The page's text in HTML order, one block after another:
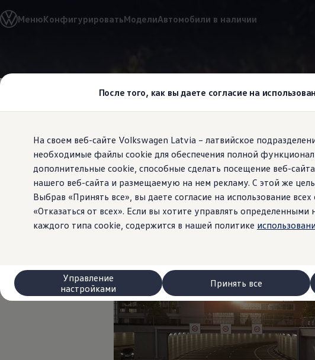
После того, как вы даете согласие на
На своем веб-сайте Volkswagen Latvia – латвийское
необходимые файлы cookie для обеспечения полной
дополнительные cookie, способные сделать посещение веб-
нашего веб-сайта и размещаемую на нем рекламу. С этой же
Выбрав «Принять все», вы даете согласие на использование
«Отказаться от всех». Если вы хотите управлять
каждого типа cookie, содержится в нашей политике
Принять все
Управление
настройками
основному
нижнему
МенюКонфигурироватьМоделиАвтомобили в наличии
Выбери свой Volkswagen
Модельный ряд
Автомобильный онлайн-магазин Volkswagen
Лизинг Volkswagen
Взаимодействие в сети простыми словами
VW Connect
Активация
Все службы
VW Connect для Вашего ID.
Обновления (Upgrades)
Car-Net
App-Connect
Fleet Interface Data
Сервис и запчасти
Преимущества Volkswagen
Техобслуживание
Ремонт и проверки
Моторное масло и технические жидкости
Колеса и шины
Помощь при авариях и поломках
Обслуживание автомобилей
Адаптивный круиз-
Держит